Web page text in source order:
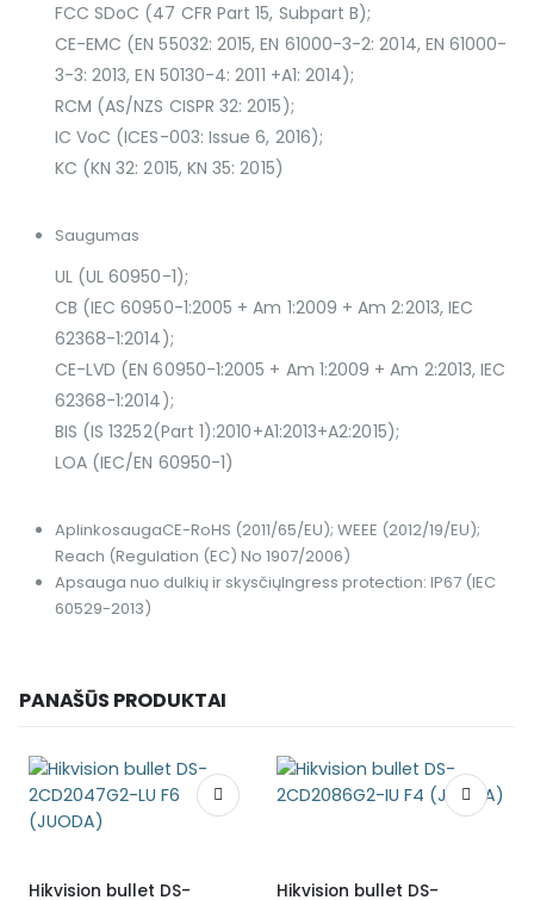
FCC SDoC (47 CFR Part 15, Subpart B);
CE-EMC (EN 55032: 2015, EN 61000-3-2: 2014, EN 61000-
3-3: 2013, EN 50130-4: 2011 +A1: 2014);
RCM (AS/NZS CISPR 32: 2015);
IC VoC (ICES-003: Issue 6, 2016);
KC (KN 32: 2015, KN 35: 2015)
Saugumas
UL (UL 60950-1);
CB (IEC 60950-1:2005 + Am 1:2009 + Am 2:2013, IEC
62368-1:2014);
CE-LVD (EN 60950-1:2005 + Am 1:2009 + Am 2:2013, IEC
62368-1:2014);
BIS (IS 13252(Part 1):2010+A1:2013+A2:2015);
LOA (IEC/EN 60950-1)
AplinkosaugaCE-RoHS (2011/65/EU); WEEE (2012/19/EU);
Reach (Regulation (EC) No 1907/2006)
Apsauga nuo dulkių ir skysčiųIngress protection: IP67 (IEC
60529-2013)
PANAŠŪS PRODUKTAI
Hikvision bullet DS-
Hikvision bullet DS-